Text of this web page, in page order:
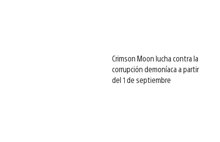
Crimson Moon lucha contra la
corrupción demoníaca a partir
del 1 de septiembre